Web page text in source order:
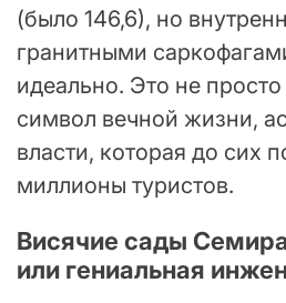
(было 146,6), но
гранитными
идеально. Это не
символ вечной жизни,
власти, которая до сих
миллионы туристов.
Висячие сады
или гениальная